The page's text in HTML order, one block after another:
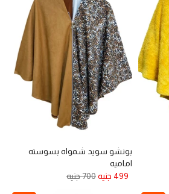
بونشو سويد شمواه بسوسته
اماميه
499 جنيه
700 جنيه